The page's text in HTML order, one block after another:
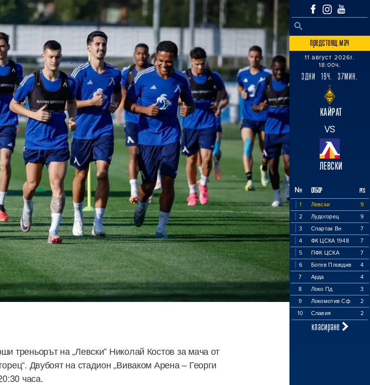
Search
SEARCH BUTTON
предстоящ мач
11 август 2026г.
18:00ч.
3ДНИ 19Ч. 37МИН.
КАЙРАТ
VS
ЛЕВСКИ
№ ОТБОР PTS
1 Левски
9
2
Лудогорец
9
3
Спартак Вн
7
4
ФК ЦСКА 1948
7
5
ПФК ЦСКА
7
6
Ботев Пловдив
4
7
Арда
4
8
Локо Пд
3
9
Локомотив Сф
2
10
Славия 2
класиране
треньорът на „Левски“ Николай Костов за мача от
Двубоят на стадион „Виваком Арена – Георги
часа.